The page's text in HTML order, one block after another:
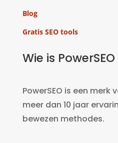
Blog
Gratis SEO tools
Wie is PowerSEO
PowerSEO is een merk
meer dan 10 jaar
bewezen methodes.